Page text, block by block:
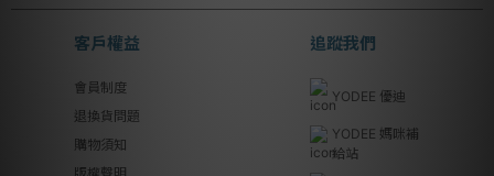
客戶權益
會員制度
退換貨問題
購物須知
追蹤我們
YODEE 優迪
YODEE 媽咪補
給站